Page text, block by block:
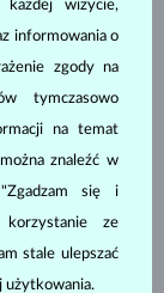
1 980 zł
każdej wizycie,
informowania o
zgody na
tymczasowo
na temat
znaleźć w
się i
ze
stale ulepszać
użytkowania.